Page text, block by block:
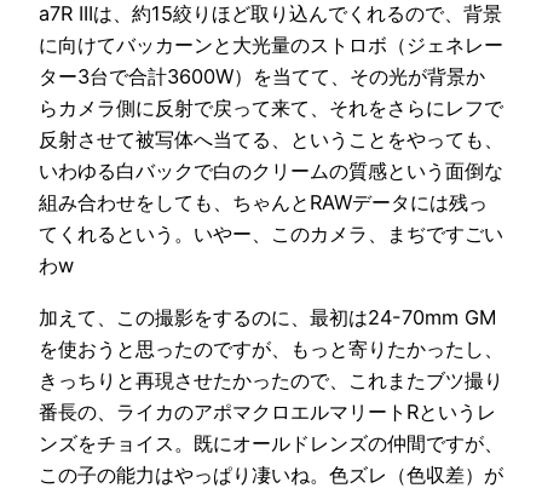
a7R IIIは、約15絞りほど取り込んでくれるので、背景
に向けてバッカーンと大光量のストロボ（ジェネレー
ター3台で合計3600W）を当てて、その光が背景か
らカメラ側に反射で戻って来て、それをさらにレフで
反射させて被写体へ当てる、ということをやっても、
いわゆる白バックで白のクリームの質感という面倒な
組み合わせをしても、ちゃんとRAWデータには残っ
てくれるという。いやー、このカメラ、まぢですごい
わw
加えて、この撮影をするのに、最初は24-70mm GM
を使おうと思ったのですが、もっと寄りたかったし、
きっちりと再現させたかったので、これまたブツ撮り
番長の、ライカのアポマクロエルマリートRというレ
ンズをチョイス。既にオールドレンズの仲間ですが、
この子の能力はやっぱり凄いね。色ズレ（色収差）が